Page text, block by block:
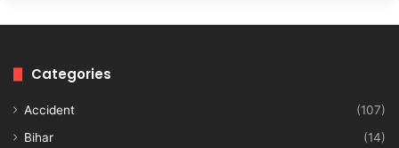
Categories
Accident
(107)
Bihar
(14)